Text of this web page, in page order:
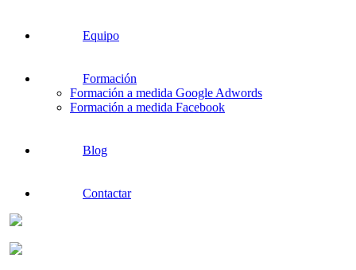
Equipo
Formación
Formación a medida Google Adwords
Formación a medida Facebook
Blog
Contactar